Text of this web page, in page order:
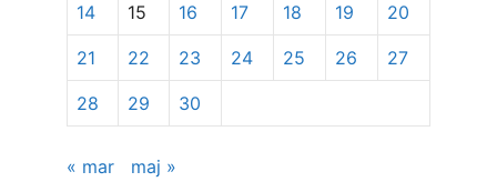
14 15 16 17 18 19 20
21 22 23 24 25 26 27
28 29 30
« mar maj »